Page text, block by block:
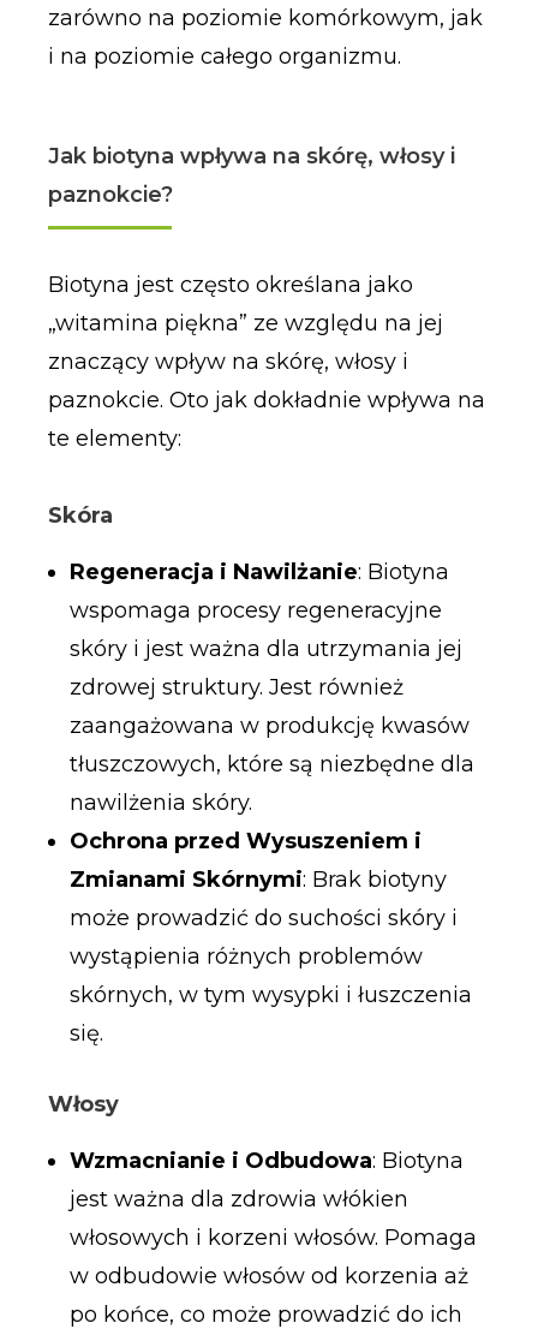
zarówno na poziomie komórkowym, jak
i na poziomie całego organizmu.
Jak biotyna wpływa na skórę, włosy i
paznokcie?
Biotyna jest często określana jako
„witamina piękna” ze względu na jej
znaczący wpływ na skórę, włosy i
paznokcie. Oto jak dokładnie wpływa na
te elementy:
Skóra
Regeneracja i Nawilżanie: Biotyna
wspomaga procesy regeneracyjne
skóry i jest ważna dla utrzymania jej
zdrowej struktury. Jest również
zaangażowana w produkcję kwasów
tłuszczowych, które są niezbędne dla
nawilżenia skóry.
Ochrona przed Wysuszeniem i
Zmianami Skórnymi: Brak biotyny
może prowadzić do suchości skóry i
wystąpienia różnych problemów
skórnych, w tym wysypki i łuszczenia
się.
Włosy
Wzmacnianie i Odbudowa: Biotyna
jest ważna dla zdrowia włókien
włosowych i korzeni włosów. Pomaga
w odbudowie włosów od korzenia aż
po końce, co może prowadzić do ich